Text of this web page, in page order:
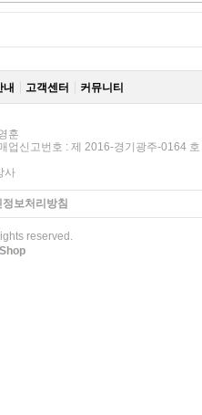
내 고객센터 커뮤니티
훈
업신고번호 : 제 2016-경기광주-0164 호
사
정보처리방침
reserved.
Shop